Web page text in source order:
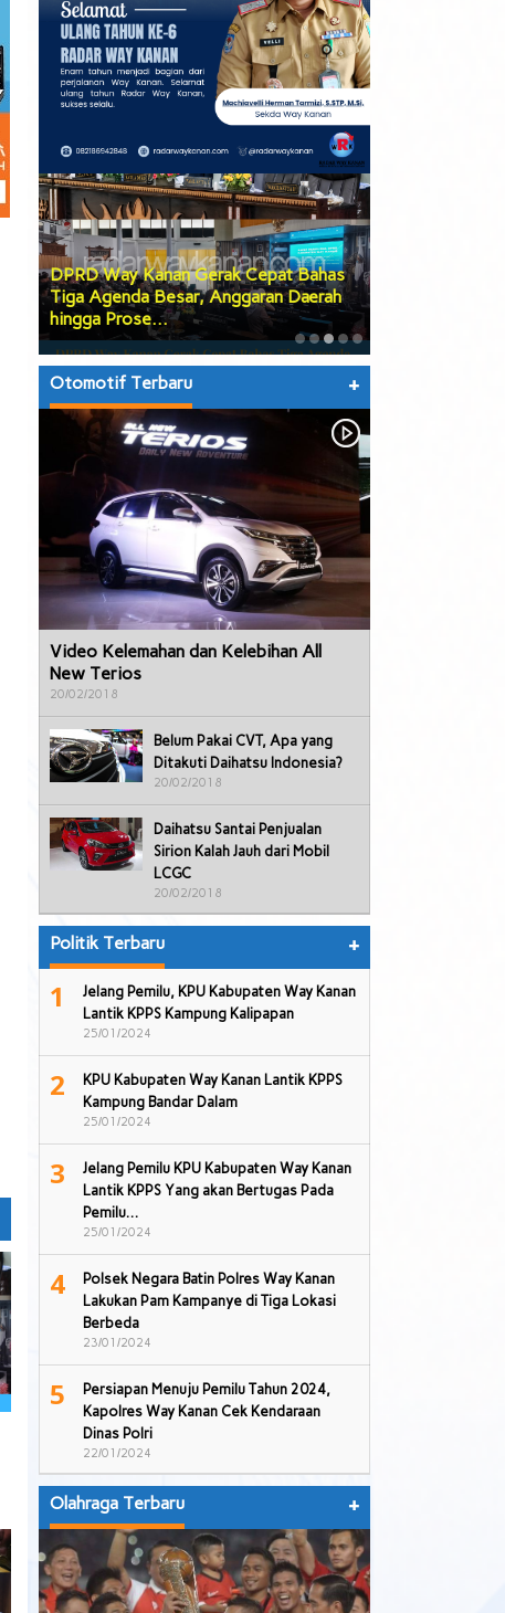
DPRD Way Kanan Gerak Cepat Bahas
Tiga Agenda Besar, Anggaran Daerah
hingga Prose…
Otomotif Terbaru +
Video Kelemahan dan Kelebihan All
New Terios
20/02/2018
Belum Pakai CVT, Apa yang
Ditakuti Daihatsu Indonesia?
20/02/2018
Daihatsu Santai Penjualan
Sirion Kalah Jauh dari Mobil
LCGC
20/02/2018
Politik Terbaru +
1
Jelang Pemilu, KPU Kabupaten Way Kanan
Lantik KPPS Kampung Kalipapan
25/01/2024
2
KPU Kabupaten Way Kanan Lantik KPPS
Kampung Bandar Dalam
25/01/2024
3
Jelang Pemilu KPU Kabupaten Way Kanan
Lantik KPPS Yang akan Bertugas Pada
Pemilu…
25/01/2024
4
Polsek Negara Batin Polres Way Kanan
Lakukan Pam Kampanye di Tiga Lokasi
Berbeda
23/01/2024
5
Persiapan Menuju Pemilu Tahun 2024,
Kapolres Way Kanan Cek Kendaraan
Dinas Polri
22/01/2024
Olahraga Terbaru +